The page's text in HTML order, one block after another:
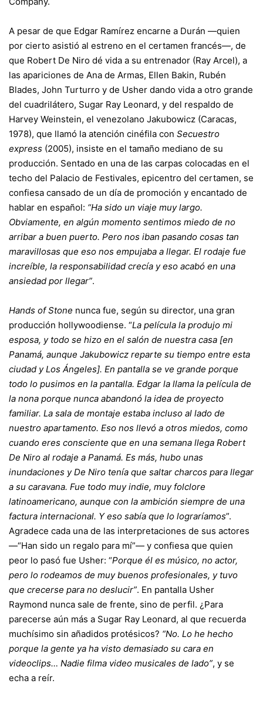
A pesar de que Edgar Ramírez encarne a Durán —quien
por cierto asistió al estreno en el certamen francés—, de
que Robert De Niro dé vida a su entrenador (Ray Arcel), a
las apariciones de Ana de Armas, Ellen Bakin, Rubén
Blades, John Turturro y de Usher dando vida a otro grande
del cuadrilátero, Sugar Ray Leonard, y del respaldo de
Harvey Weinstein, el venezolano Jakubowicz (Caracas,
1978), que llamó la atención cinéfila con Secuestro
express (2005), insiste en el tamaño mediano de su
producción. Sentado en una de las carpas colocadas en el
techo del Palacio de Festivales, epicentro del certamen, se
confiesa cansado de un día de promoción y encantado de
hablar en español: “Ha sido un viaje muy largo.
Obviamente, en algún momento sentimos miedo de no
arribar a buen puerto. Pero nos iban pasando cosas tan
maravillosas que eso nos empujaba a llegar. El rodaje fue
increíble, la responsabilidad crecía y eso acabó en una
ansiedad por llegar”.
Hands of Stone nunca fue, según su director, una gran
producción hollywoodiense. “La película la produjo mi
esposa, y todo se hizo en el salón de nuestra casa [en
Panamá, aunque Jakubowicz reparte su tiempo entre esta
ciudad y Los Ángeles]. En pantalla se ve grande porque
todo lo pusimos en la pantalla. Edgar la llama la película de
la nona porque nunca abandonó la idea de proyecto
familiar. La sala de montaje estaba incluso al lado de
nuestro apartamento. Eso nos llevó a otros miedos, como
cuando eres consciente que en una semana llega Robert
De Niro al rodaje a Panamá. Es más, hubo unas
inundaciones yDe Niro tenía que saltar charcos para llegar
a su caravana. Fue todo muy indie, muy folclore
latinoamericano, aunque con la ambición siempre de una
factura internacional. Y eso sabía que lo lograríamos”.
Agradece cada una de las interpretaciones de sus actores
—“Han sido un regalo para mí”— y confiesa que quien
peor lo pasó fue Usher: “Porque él es músico, no actor,
pero lo rodeamos de muy buenos profesionales, y tuvo
que crecerse para no deslucir”. En pantalla Usher
Raymond nunca sale de frente, sino de perfil. ¿Para
parecerse aún más a Sugar Ray Leonard, al que recuerda
muchísimo sin añadidos protésicos? “No. Lo he hecho
porque la gente ya ha visto demasiado su cara en
videoclips… Nadie filma video musicales de lado”, y se
echa a reír.